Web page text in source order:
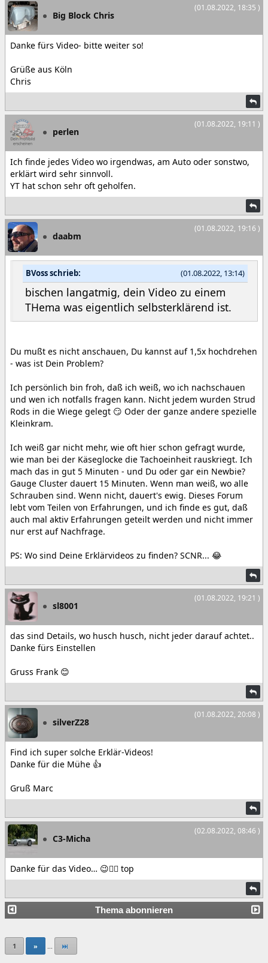
(01.08.2022, 18:35 )
Big Block Chris
Danke fürs Video- bitte weiter so!
Grüße aus Köln
Chris
(01.08.2022, 19:11 )
perlen
Ich finde jedes Video wo irgendwas, am Auto oder sonstwo,
erklärt wird sehr sinnvoll.
YT hat schon sehr oft geholfen.
(01.08.2022, 19:16 )
daabm
(01.08.2022, 13:14)
BVoss schrieb:
bischen langatmig, dein Video zu einem
THema was eigentlich selbsterklärend ist.
Du mußt es nicht anschauen, Du kannst auf 1,5x hochdrehen
- was ist Dein Problem?
Ich persönlich bin froh, daß ich weiß, wo ich nachschauen
und wen ich notfalls fragen kann. Nicht jedem wurden Strud
Rods in die Wiege gelegt 😏 Oder der ganze andere spezielle
Kleinkram.
Ich weiß gar nicht mehr, wie oft hier schon gefragt wurde,
wie man bei der Käseglocke die Tachoeinheit rauskriegt. Ich
mach das in gut 5 Minuten - und Du oder gar ein Newbie?
Gauge Cluster dauert 15 Minuten. Wenn man weiß, wo alle
Schrauben sind. Wenn nicht, dauert's ewig. Dieses Forum
lebt vom Teilen von Erfahrungen, und ich finde es gut, daß
auch mal aktiv Erfahrungen geteilt werden und nicht immer
nur erst auf Nachfrage.
PS: Wo sind Deine Erklärvideos zu finden? SCNR... 😂
(01.08.2022, 19:21 )
sl8001
das sind Details, wo husch husch, nicht jeder darauf achtet..
Danke fürs Einstellen
Gruss Frank 😊
(01.08.2022, 20:08 )
silverZ28
Find ich super solche Erklär-Videos!
Danke für die Mühe 👍
Gruß Marc
(02.08.2022, 08:46 )
C3-Micha
Danke für das Video… 😉👌🏼 top
Thema abonnieren
1 » ...